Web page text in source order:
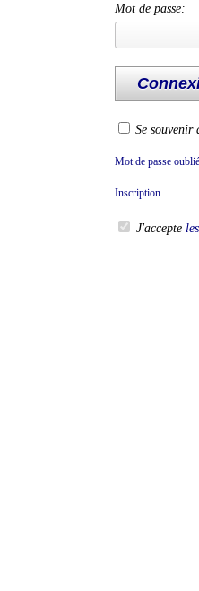
Mot de passe:
Se souvenir
Mot de passe
Inscription
J'accepte